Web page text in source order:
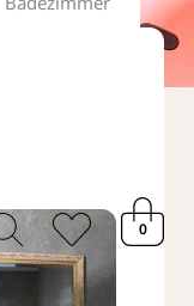
magnifying
glass
heart
thin
0